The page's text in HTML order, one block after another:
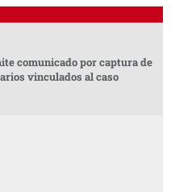
comunicado por captura de
vinculados al caso